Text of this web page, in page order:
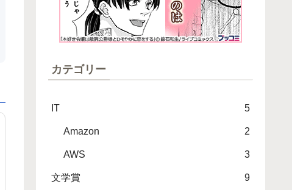
カテゴリー
IT 5
Amazon 2
AWS 3
文学賞 9